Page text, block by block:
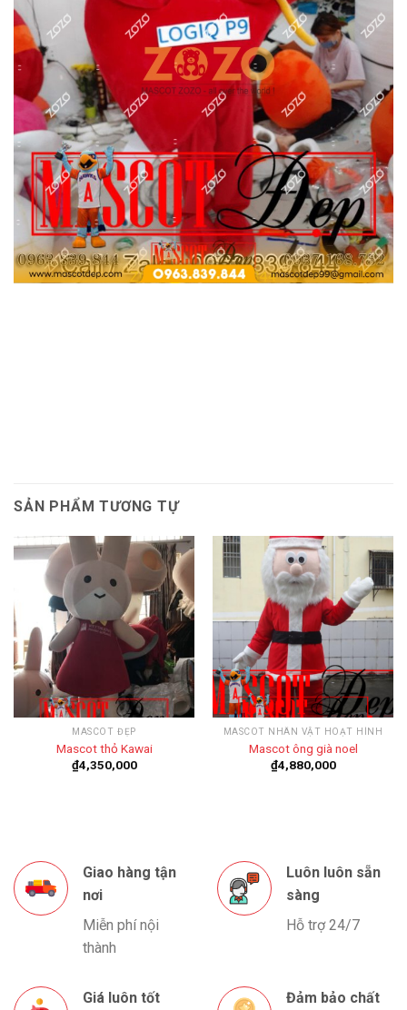
SẢN PHẨM TƯƠNG TỰ
MASCOT ĐẸP
Mascot thỏ Kawai
₫4,350,000
MASCOT NHÂN VẬT HOẠT HÌNH
Mascot ông già noel
₫4,880,000
Giao hàng tận
nơi
Miễn phí nội
thành
Luôn luôn sẵn
sàng
Hỗ trợ 24/7
Giá luôn tốt
Đảm bảo chất